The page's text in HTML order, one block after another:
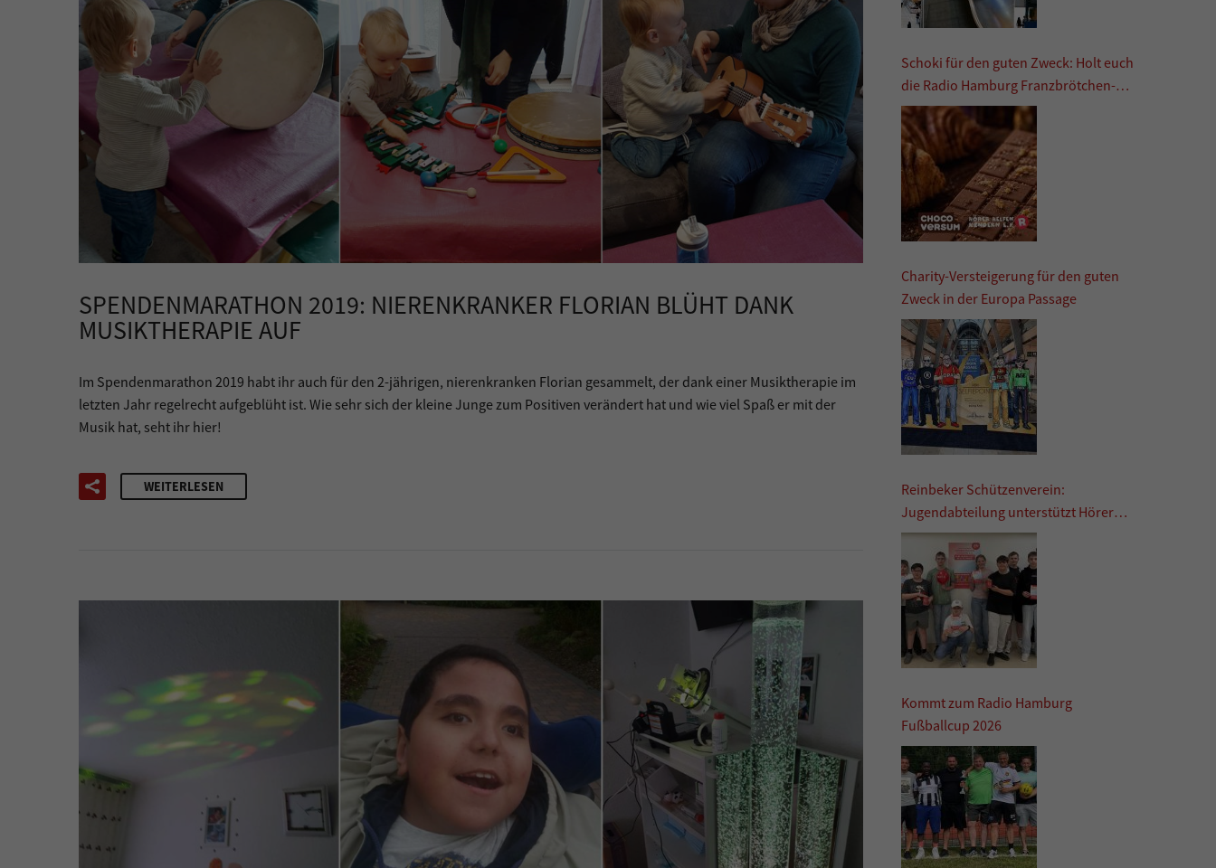
SPENDENMARATHON 2019: NIERENKRANKER FLORIAN BLÜHT DANK
MUSIKTHERAPIE AUF
Im Spendenmarathon 2019 habt ihr auch für den 2-jährigen, nierenkranken Florian gesammelt, der dank einer Musiktherapie im
letzten Jahr regelrecht aufgeblüht ist. Wie sehr sich der kleine Junge zum Positiven verändert hat und wie viel Spaß er mit der
Musik hat, seht ihr hier!
WEITERLESEN
Schoki für den guten Zweck: Holt euch
die Radio Hamburg Franzbrötchen-
Schokolade
Charity-Versteigerung für den guten
Zweck in der Europa Passage
Reinbeker Schützenverein:
Jugendabteilung unterstützt Hörer
helfen Kindern
Kommt zum Radio Hamburg
Fußballcup 2026